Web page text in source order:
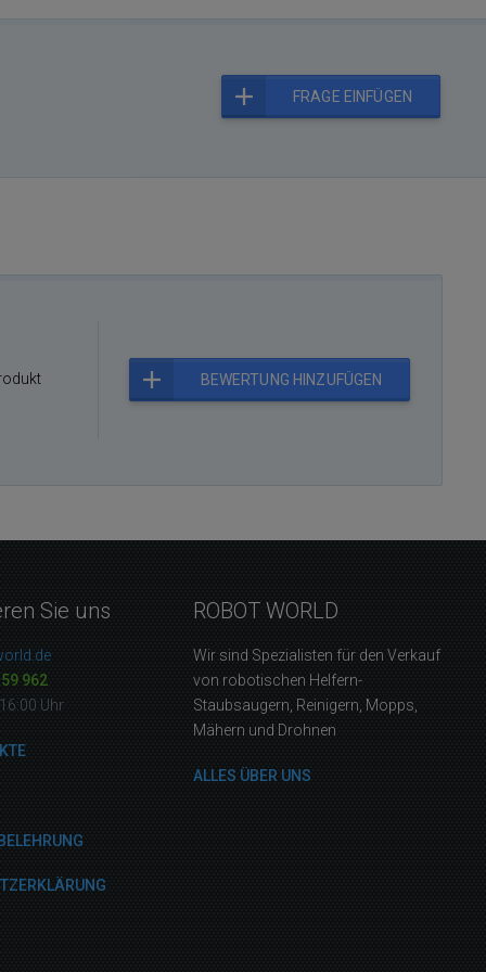
FRAGE EINFÜGEN
BEWERTUNG HINZUFÜGEN
Sie uns
962
Uhr
ROBOT WORLD
Wir sind Spezialisten für den Verkauf
von robotischen Helfern-
Staubsaugern, Reinigern, Mopps,
Mähern und Drohnen
ALLES ÜBER UNS